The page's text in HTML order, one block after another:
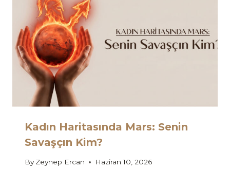
Kadın Haritasında Mars: Senin
Savaşçın Kim?
By Zeynep Ercan Haziran 10, 2026